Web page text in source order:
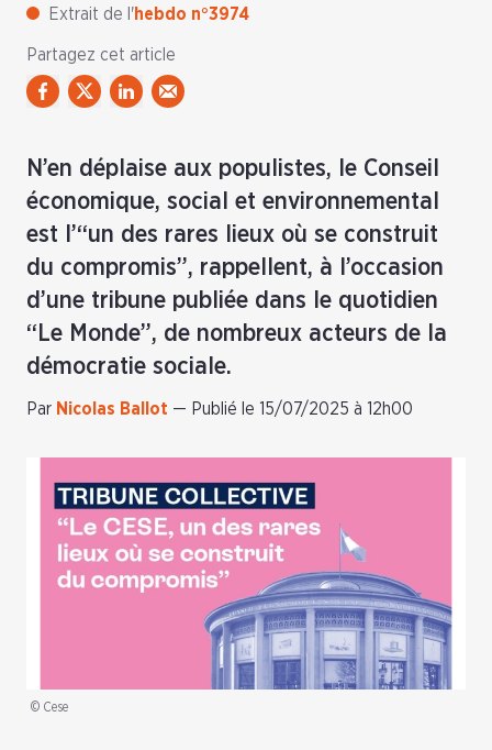
Extrait de l'hebdo n°3974
Partagez cet article
N’en déplaise aux populistes, le Conseil
économique, social et environnemental
est l’“un des rares lieux où se construit
du compromis”, rappellent, à l’occasion
d’une tribune publiée dans le quotidien
“Le Monde”, de nombreux acteurs de la
démocratie sociale.
Par Nicolas Ballot — Publié le 15/07/2025 à 12h00
© Cese